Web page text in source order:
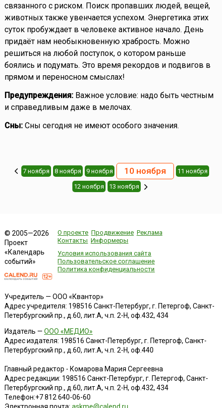
связанного с риском. Поиск пропавших людей, вещей,
животных также увенчается успехом. Энергетика этих
суток пробуждает в человеке активное начало. День
придаёт нам необыкновенную храбрость. Можно
решиться на любой поступок, о котором раньше
боялись и подумать. Это время рекордов и подвигов в
прямом и переносном смыслах!
Предупреждения:Важное условие: надо быть честным
и справедливым даже в мелочах.
Сны:Сны сегодня не имеют особого значения.
7 ноября 8 ноября 9 ноября 10 ноября 11 ноября
12 ноября 13 ноября
© 2005—2026
Проект
«Календарь
событий»
О проекте Продвижение Реклама
Контакты Информеры
Условия использования сайта
Пользовательское соглашение
Политика конфиденциальности
Учредитель — ООО «Квантор»
Адрес учредителя: 198516 Санкт-Петербург, г. Петергоф, Санкт-
Петербургский пр., д.60, лит.А, ч.п. 2-Н, оф.432, 434
Издатель — ООО «МЕДИО»
Адрес издателя: 198516 Санкт-Петербург, г. Петергоф, Санкт-
Петербургский пр., д.60, лит.А, ч.п. 2-Н, оф.440
Главный редактор - Комарова Мария Сергеевна
Адрес редакции: 198516 Санкт-Петербург, г. Петергоф, Санкт-
Петербургский пр., д.60, лит.А, ч.п. 2-Н, оф.432, 434
Телефон:+7 812 640-06-60